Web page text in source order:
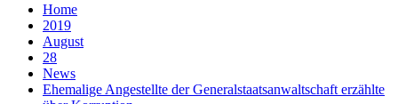
Home
2019
August
28
News
Ehemalige Angestellte der Generalstaatsanwaltschaft erzählte